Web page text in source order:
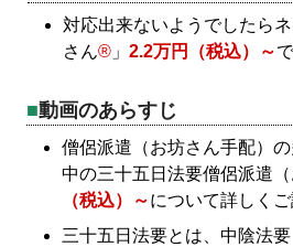
対応出来ないようでしたら
さん®」 2.2万円（税込）～
動画のあらすじ
僧侶派遣（お坊さん手配）
中の三十五日法要僧侶派遣
（税込）～について詳しくご
三十五日法要とは、中陰法